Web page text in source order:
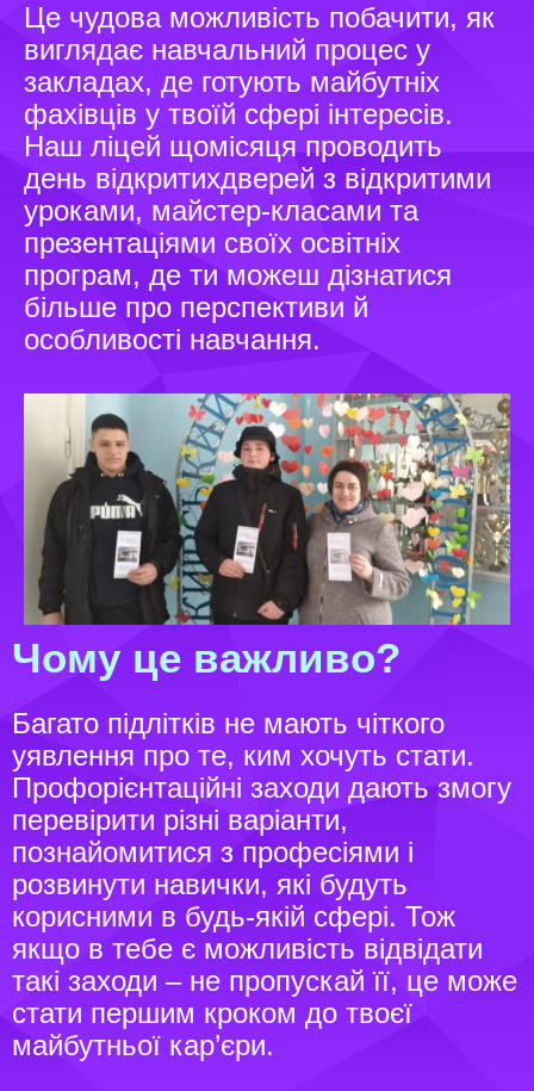
Це чудова можливість побачити, як
виглядає навчальний процес у
закладах, де готують майбутніх
фахівців у твоїй сфері інтересів.
Наш ліцей щомісяця проводить
день відкритихдверей з відкритими
уроками, майстер-класами та
презентаціями своїх освітніх
програм, де ти можеш дізнатися
більше про перспективи й
особливості навчання.
Чому це важливо?
Багато підлітків не мають чіткого
уявлення про те, ким хочуть стати.
Профорієнтаційні заходи дають змогу
перевірити різні варіанти,
познайомитися з професіями і
розвинути навички, які будуть
корисними в будь-якій сфері. Тож
якщо в тебе є можливість відвідати
такі заходи – не пропускай її, це може
стати першим кроком до твоєї
майбутньої кар’єри.